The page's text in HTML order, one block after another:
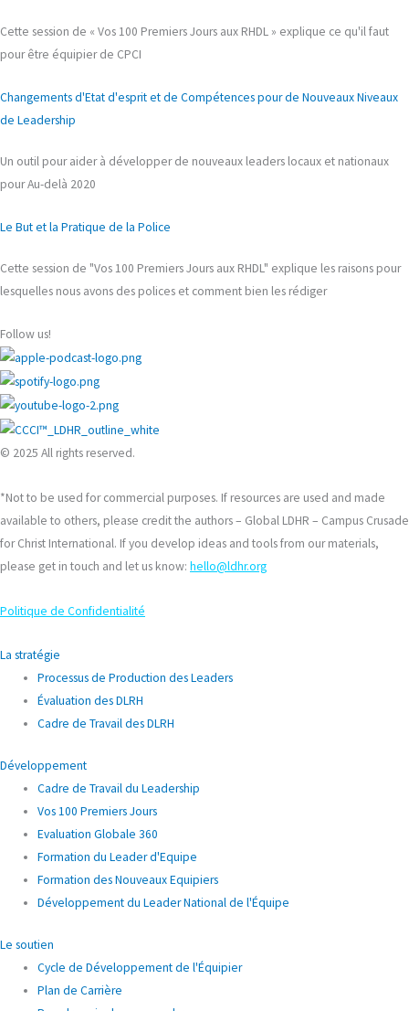
Cette session de « Vos 100 Premiers Jours aux RHDL » explique ce qu'il faut
pour être équipier de CPCI
Changements d'Etat d'esprit et de Compétences pour de Nouveaux Niveaux
de Leadership
Un outil pour aider à développer de nouveaux leaders locaux et nationaux
pour Au-delà 2020
Le But et la Pratique de la Police
Cette session de "Vos 100 Premiers Jours aux RHDL" explique les raisons pour
lesquelles nous avons des polices et comment bien les rédiger
Follow us!
© 2025 All rights reserved.
*Not to be used for commercial purposes. If resources are used and made
available to others, please credit the authors – Global LDHR – Campus Crusade
for Christ International. If you develop ideas and tools from our materials,
please get in touch and let us know: hello@ldhr.org
Politique de Confidentialité
La stratégie
Processus de Production des Leaders
Évaluation des DLRH
Cadre de Travail des DLRH
Développement
Cadre de Travail du Leadership
Vos 100 Premiers Jours
Evaluation Globale 360
Formation du Leader d'Equipe
Formation des Nouveaux Equipiers
Développement du Leader National de l'Équipe
Le soutien
Cycle de Développement de l'Équipier
Plan de Carrière